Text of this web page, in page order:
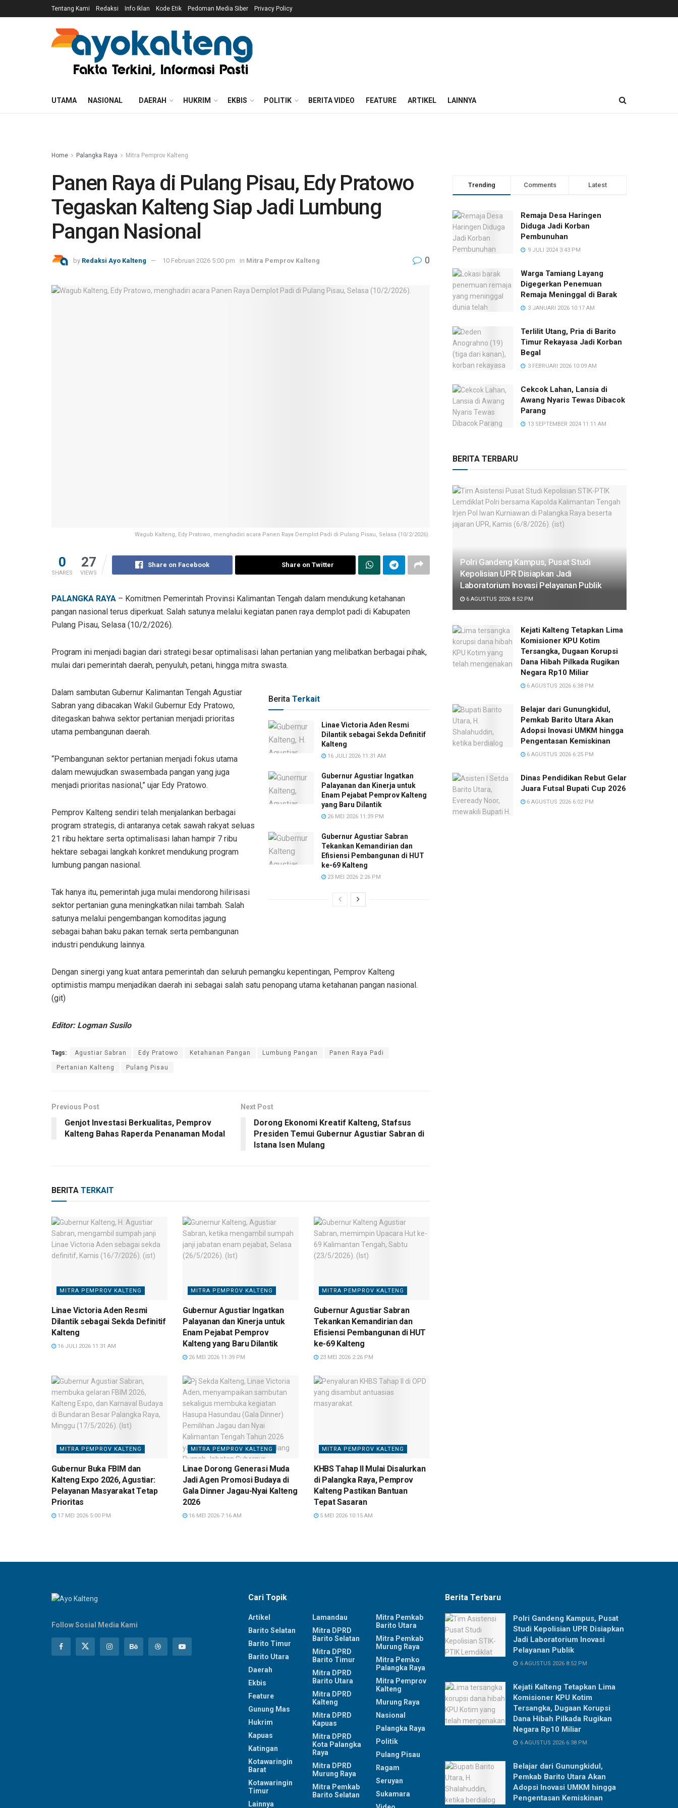
Tentang Kami Redaksi Info Iklan Kode Etik Pedoman Media Siber Privacy Policy
UTAMA NASIONAL DAERAH HUKRIM EKBIS POLITIK BERITA VIDEO FEATURE ARTIKEL LAINNYA
Home Palangka Raya Mitra Pemprov Kalteng
Panen Raya di Pulang Pisau, Edy Pratowo
Tegaskan Kalteng Siap Jadi Lumbung
Pangan Nasional
by Redaksi Ayo Kalteng 10 Februari 2026 5:00 pm in Mitra Pemprov Kalteng 0
Wagub Kalteng, Edy Pratowo, menghadiri acara Panen Raya Demplot Padi di Pulang Pisau, Selasa (10/2/2026).
0
SHARES
27
VIEWS
Share on Facebook Share on Twitter
PALANGKA RAYA – Komitmen Pemerintah Provinsi Kalimantan Tengah dalam mendukung ketahanan
pangan nasional terus diperkuat. Salah satunya melalui kegiatan panen raya demplot padi di Kabupaten
Pulang Pisau, Selasa (10/2/2026).
Program ini menjadi bagian dari strategi besar optimalisasi lahan pertanian yang melibatkan berbagai pihak,
mulai dari pemerintah daerah, penyuluh, petani, hingga mitra swasta.
Berita Terkait
Linae Victoria Aden Resmi
Dilantik sebagai Sekda Definitif
Kalteng
16 JULI 2026 11:31 AM
Gubernur Agustiar Ingatkan
Palayanan dan Kinerja untuk
Enam Pejabat Pemprov Kalteng
yang Baru Dilantik
26 MEI 2026 11:39 PM
Gubernur Agustiar Sabran
Tekankan Kemandirian dan
Efisiensi Pembangunan di HUT
ke-69 Kalteng
23 MEI 2026 2:26 PM
Dalam sambutan Gubernur Kalimantan Tengah Agustiar
Sabran yang dibacakan Wakil Gubernur Edy Pratowo,
ditegaskan bahwa sektor pertanian menjadi prioritas
utama pembangunan daerah.
“Pembangunan sektor pertanian menjadi fokus utama
dalam mewujudkan swasembada pangan yang juga
menjadi prioritas nasional,” ujar Edy Pratowo.
Pemprov Kalteng sendiri telah menjalankan berbagai
program strategis, di antaranya cetak sawah rakyat seluas
21 ribu hektare serta optimalisasi lahan hampir 7 ribu
hektare sebagai langkah konkret mendukung program
lumbung pangan nasional.
Tak hanya itu, pemerintah juga mulai mendorong hilirisasi
sektor pertanian guna meningkatkan nilai tambah. Salah
satunya melalui pengembangan komoditas jagung
sebagai bahan baku pakan ternak serta pembangunan
industri pendukung lainnya.
Dengan sinergi yang kuat antara pemerintah dan seluruh pemangku kepentingan, Pemprov Kalteng
optimistis mampu menjadikan daerah ini sebagai salah satu penopang utama ketahanan pangan nasional.
(git)
Editor: Logman Susilo
Tags: Agustiar Sabran Edy Pratowo Ketahanan Pangan Lumbung Pangan Panen Raya Padi
Pertanian Kalteng Pulang Pisau
Previous Post
Genjot Investasi Berkualitas, Pemprov
Kalteng Bahas Raperda Penanaman Modal
Next Post
Dorong Ekonomi Kreatif Kalteng, Stafsus
Presiden Temui Gubernur Agustiar Sabran di
Istana Isen Mulang
BERITA TERKAIT
MITRA PEMPROV KALTENG
Linae Victoria Aden Resmi
Dilantik sebagai Sekda Definitif
Kalteng
16 JULI 2026 11:31 AM
MITRA PEMPROV KALTENG
Gubernur Agustiar Ingatkan
Palayanan dan Kinerja untuk
Enam Pejabat Pemprov
Kalteng yang Baru Dilantik
26 MEI 2026 11:39 PM
MITRA PEMPROV KALTENG
Gubernur Agustiar Sabran
Tekankan Kemandirian dan
Efisiensi Pembangunan di HUT
ke-69 Kalteng
23 MEI 2026 2:26 PM
MITRA PEMPROV KALTENG
Gubernur Buka FBIM dan
Kalteng Expo 2026, Agustiar:
Pelayanan Masyarakat Tetap
Prioritas
17 MEI 2026 5:00 PM
MITRA PEMPROV KALTENG
Linae Dorong Generasi Muda
Jadi Agen Promosi Budaya di
Gala Dinner Jagau-Nyai Kalteng
2026
16 MEI 2026 7:16 AM
MITRA PEMPROV KALTENG
KHBS Tahap II Mulai Disalurkan
di Palangka Raya, Pemprov
Kalteng Pastikan Bantuan
Tepat Sasaran
5 MEI 2026 10:15 AM
Trending Comments Latest
Remaja Desa Haringen
Diduga Jadi Korban
Pembunuhan
9 JULI 2024 3:43 PM
Warga Tamiang Layang
Digegerkan Penemuan
Remaja Meninggal di Barak
3 JANUARI 2026 10:17 AM
Terlilit Utang, Pria di Barito
Timur Rekayasa Jadi Korban
Begal
3 FEBRUARI 2026 10:09 AM
Cekcok Lahan, Lansia di
Awang Nyaris Tewas Dibacok
Parang
13 SEPTEMBER 2024 11:11 AM
BERITA TERBARU
Polri Gandeng Kampus, Pusat Studi
Kepolisian UPR Disiapkan Jadi
Laboratorium Inovasi Pelayanan Publik
6 AGUSTUS 2026 8:52 PM
Kejati Kalteng Tetapkan Lima
Komisioner KPU Kotim
Tersangka, Dugaan Korupsi
Dana Hibah Pilkada Rugikan
Negara Rp10 Miliar
6 AGUSTUS 2026 6:38 PM
Belajar dari Gunungkidul,
Pemkab Barito Utara Akan
Adopsi Inovasi UMKM hingga
Pengentasan Kemiskinan
6 AGUSTUS 2026 6:25 PM
Dinas Pendidikan Rebut Gelar
Juara Futsal Bupati Cup 2026
6 AGUSTUS 2026 6:02 PM
Follow Sosial Media Kami
Cari Topik
Artikel
Barito Selatan
Barito Timur
Barito Utara
Daerah
Ekbis
Feature
Gunung Mas
Hukrim
Kapuas
Katingan
Kotawaringin
Barat
Kotawaringin
Timur
Lainnya
Lamandau
Mitra DPRD
Barito Selatan
Mitra DPRD
Barito Timur
Mitra DPRD
Barito Utara
Mitra DPRD
Kalteng
Mitra DPRD
Kapuas
Mitra DPRD
Kota Palangka
Raya
Mitra DPRD
Murung Raya
Mitra Pemkab
Barito Selatan
Mitra Pemkab
Barito Utara
Mitra Pemkab
Murung Raya
Mitra Pemko
Palangka Raya
Mitra Pemprov
Kalteng
Murung Raya
Nasional
Palangka Raya
Politik
Pulang Pisau
Ragam
Seruyan
Sukamara
Berita Terbaru
Polri Gandeng Kampus, Pusat
Studi Kepolisian UPR Disiapkan
Jadi Laboratorium Inovasi
Pelayanan Publik
6 AGUSTUS 2026 8:52 PM
Kejati Kalteng Tetapkan Lima
Komisioner KPU Kotim
Tersangka, Dugaan Korupsi
Dana Hibah Pilkada Rugikan
Negara Rp10 Miliar
6 AGUSTUS 2026 6:38 PM
Belajar dari Gunungkidul,
Pemkab Barito Utara Akan
Adopsi Inovasi UMKM hingga
Pengentasan Kemiskinan